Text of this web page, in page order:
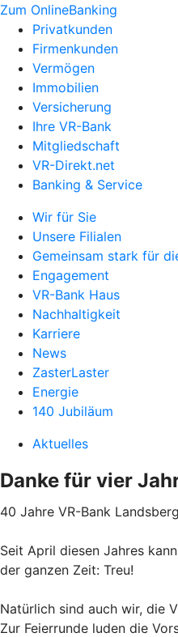
Zum OnlineBanking
Privatkunden
Firmenkunden
Vermögen
Immobilien
Versicherung
Ihre VR-Bank
Mitgliedschaft
VR-Direkt.net
Banking & Service
Wir für Sie
Unsere Filialen
Gemeinsam stark für
Engagement
VR-Bank Haus
Nachhaltigkeit
Karriere
News
ZasterLaster
Energie
140 Jubiläum
Aktuelles
Danke für vier
40 Jahre VR-Bank
Seit April diesen Jahres
der ganzen Zeit: Treu!
Natürlich sind auch wir, die
Zur Feierrunde luden die